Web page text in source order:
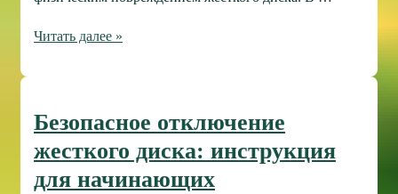
«Missing
ошибки
и
руководство
Читать далее »
Безопасное отключение
жесткого диска: инструкция
для начинающих